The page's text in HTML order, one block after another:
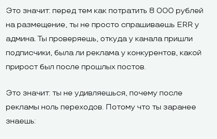
Это значит: перед тем как потратить 8 000 рублей
на размещение, ты не просто спрашиваешь ERR у
админа. Ты проверяешь, откуда у канала пришли
подписчики, была ли реклама у конкурентов, какой
прирост был после прошлых постов.
Это значит: ты не удивляешься, почему после
рекламы ноль переходов. Потому что ты заранее
знаешь: